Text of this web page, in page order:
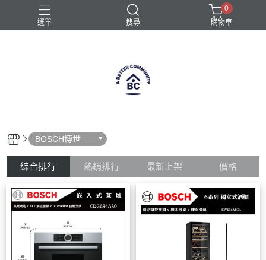
選單 搜尋
半自動咖啡機 咖啡機
0
購物車
BOSCH博世
綜合排行 熱銷排行 最新上架 價格